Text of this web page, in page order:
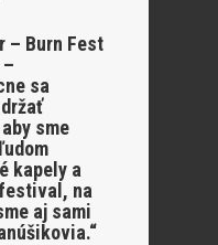
– Burn Fest
sa
sme
kapely a
na
aj sami